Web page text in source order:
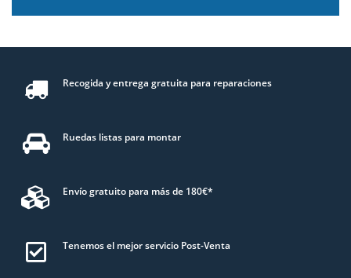
Recogida y entrega gratuita para reparaciones
Ruedas listas para montar
Envío gratuito para más de 180€*
Tenemos el mejor servicio Post-Venta